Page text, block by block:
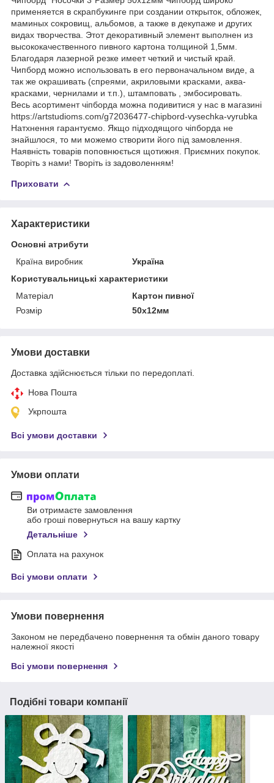
применяется в скрапбукинге при создании открыток, обложек,
маминых сокровищ, альбомов, а также в декупаже и других
видах творчества. Этот декоративный элемент выполнен из
высококачественного пивного картона толщиной 1,5мм.
Благодаря лазерной резке имеет четкий и чистый край.
Чипборд можно использовать в его первоначальном виде, а
так же окрашивать (спреями, акриловыми красками, аква-
красками, чернилами и т.п.), штамповать , эмбосировать.
Весь асортимент чіпборда можна подивитися у нас в магазині
https://artstudioms.com/g72036477-chipbord-vysechka-vyrubka
Натхнення гарантуємо. Якщо підходящого чіпборда не
знайшлося, то ми можемо створити його під замовлення.
Наявність товарів поповнюється щотижня. Приємних покупок.
Творіть з нами! Творіть із задоволенням!
Приховати
Характеристики
Основні атрибути
Країна виробник
Україна
Користувальницькі характеристики
Матеріал
Картон пивної
Розмір
50х12мм
Умови доставки
Доставка здійснюється тільки по передоплаті.
Нова Пошта
Укрпошта
Всі умови доставки
Умови оплати
Ви отримаєте замовлення
або гроші повернуться на вашу картку
Детальніше
Оплата на рахунок
Всі умови оплати
Умови повернення
Законом не передбачено повернення та обмін даного товару
належної якості
Всі умови повернення
Подібні товари компанії